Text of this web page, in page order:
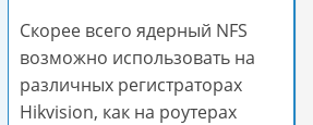
Скорее всего ядерный NFS
возможно использовать на
различных регистраторах
Hikvision, как на роутерах